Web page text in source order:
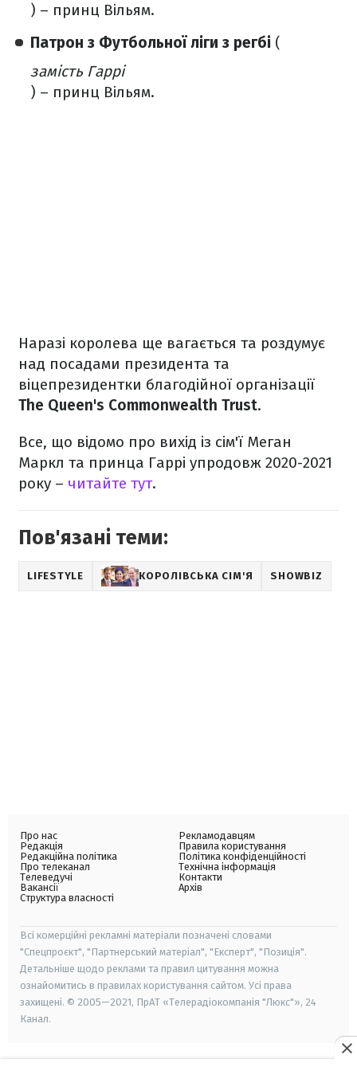
) – принц Вільям.
​Патрон з Футбольної ліги з регбі (
замість Гаррі
) – принц Вільям.
Наразі королева ще вагається та роздумує
над посадами президента та
віцепрезидентки благодійної організації
The Queen's Commonwealth Trust.
Все, що відомо про вихід із сім'ї Меган
Маркл та принца Гаррі упродовж 2020-2021
року – читайте тут.
Пов'язані теми:
LIFESTYLE КОРОЛІВСЬКА СІМ'Я SHOWBIZ
Про нас
Редакція
Редакційна політика
Про телеканал
Телеведучі
Вакансії
Структура власності
Рекламодавцям
Правила користування
Політика конфіденційності
Технічна інформація
Контакти
Архів
Всі комерційні рекламні матеріали позначені словами
"Спецпроєкт", "Партнерський матеріал", "Експерт", "Позиція".
Детальніше щодо реклами та правил цитування можна
ознайомитись в правилах користування сайтом. Усі права
захищені. © 2005—2021, ПрАТ «Телерадіокомпанія "Люкс"», 24
Канал.